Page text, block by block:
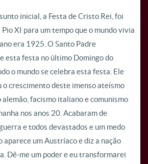
inicial, a Festa de Cristo Rei, foi
XI para um tempo que o mundo vivia
era 1925. O Santo Padre
esta festa no último Domingo do
o mundo se celebra esta festa. Ele
o crescimento deste imenso ateísmo
facismo italiano e comunismo
nos anos 20. Acabaram de
e todos devastados e um medo
aparece um Austríaco e diz a nação
Dê-me um poder e eu transformarei